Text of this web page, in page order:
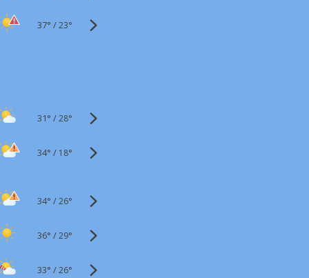
37° /23°
31° /28°
34° / 18°
34° /26°
36° /29°
33° /26°